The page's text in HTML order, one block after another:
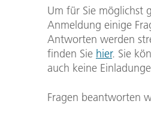
Um für Sie möglichst
Anmeldung einige
Antworten werden
finden Sie hier. Sie
auch keine
Fragen beantworten